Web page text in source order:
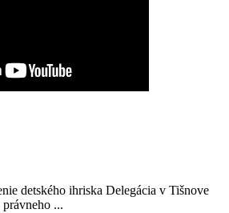
detského ihriska Delegácia v Tišnove
...